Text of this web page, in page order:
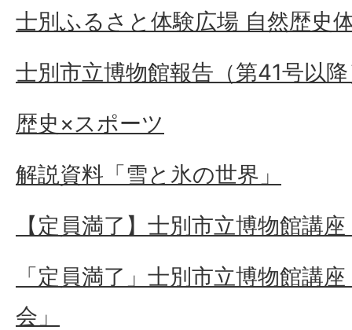
士別ふるさと体験広場 自然歴史
士別市立博物館報告（第41号以
歴史×スポーツ
解説資料「雪と氷の世界」
【定員満了】士別市立博物館講
「定員満了」士別市立博物館講
会」